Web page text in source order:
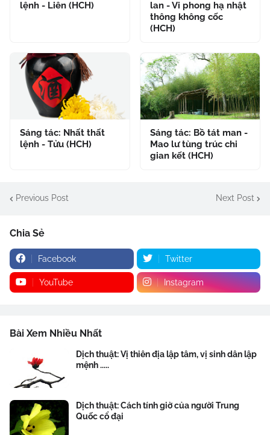
lệnh - Liên (HCH)
lan - Vi phong hạ nhật
thông không cốc
(HCH)
Sáng tác: Nhất thất
lệnh - Tửu (HCH)
Sáng tác: Bồ tát man -
Mao lư tùng trúc chi
gian kết (HCH)
Previous Post Next Post
Chia Sẻ
Facebook Twitter
YouTube Instagram
Bài Xem Nhiều Nhất
Dịch thuật: Vị thiên địa lập tâm, vị sinh dân lập
mệnh .....
Dịch thuật: Cách tính giờ của người Trung
Quốc cổ đại